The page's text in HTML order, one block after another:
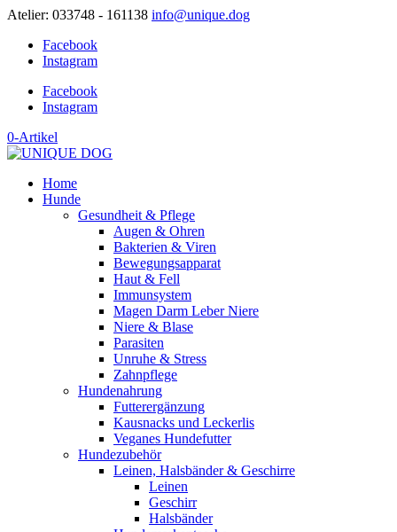
Atelier: 033748 - 161138 info@unique.dog
Facebook
Instagram
Facebook
Instagram
0-Artikel
Home
Hunde
Gesundheit & Pflege
Augen & Ohren
Bakterien & Viren
Bewegungsapparat
Haut & Fell
Immunsystem
Magen Darm Leber Niere
Niere & Blase
Parasiten
Unruhe & Stress
Zahnpflege
Hundenahrung
Futterergänzung
Kausnacks und Leckerlis
Veganes Hundefutter
Hundezubehör
Leinen, Halsbänder & Geschirre
Leinen
Geschirr
Halsbänder